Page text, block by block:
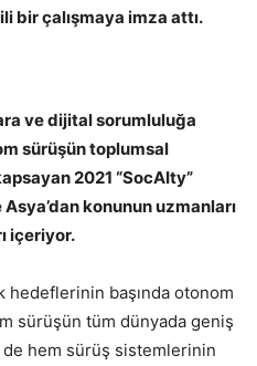
bir çalışmaya imza attı.
ve dijital sorumluluğa
sürüşün toplumsal
2021 “SocAIty”
konunun uzmanları
içeriyor.
hedeflerinin başında otonom
sürüşün tüm dünyada geniş
hem sürüş sistemlerinin